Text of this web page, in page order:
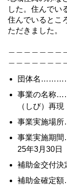
した。住んでい
住んでいるとこ
ただきました。
団体名
事業の名称
（しび）再現
事業実施場
事業実施期
25年3月30日
補助金交付
補助金確定